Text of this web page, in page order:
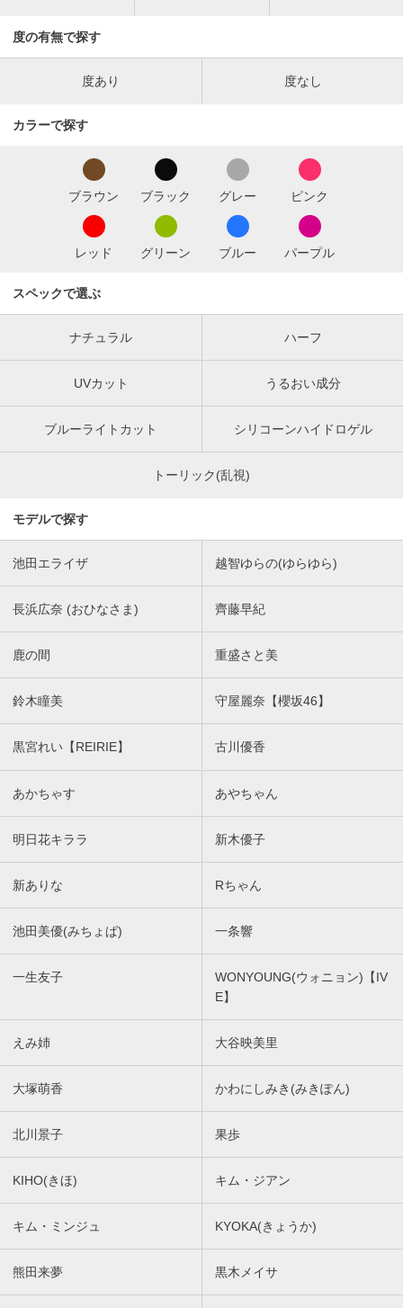
度の有無で探す
度あり 度なし
カラーで探す
ブラウン ブラック グレー ピンク
レッド グリーン ブルー パープル
スペックで選ぶ
ナチュラル ハーフ
UVカット うるおい成分
ブルーライトカット シリコーンハイドロゲル
トーリック(乱視)
モデルで探す
池田エライザ 越智ゆらの(ゆらゆら)
長浜広奈 (おひなさま) 齊藤早紀
鹿の間 重盛さと美
鈴木瞳美 守屋麗奈【櫻坂46】
黒宮れい【REIRIE】 古川優香
あかちゃす あやちゃん
明日花キララ 新木優子
新ありな Rちゃん
池田美優(みちょぱ) 一条響
一生友子
WONYOUNG(ウォニョン)【IV
E】
えみ姉 大谷映美里
大塚萌香 かわにしみき(みきぽん)
北川景子 果歩
KIHO(きほ) キム・ジアン
キム・ミンジュ KYOKA(きょうか)
熊田来夢 黒木メイサ